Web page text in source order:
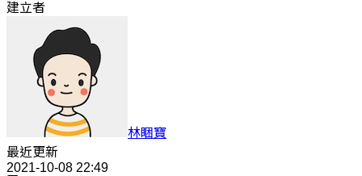
建立者
林睏寶
最近更新
2021-10-08 22:49